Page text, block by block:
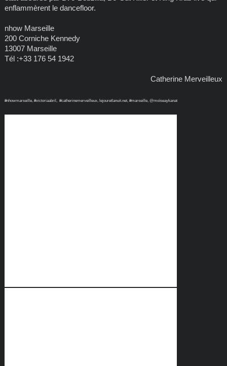
enflammèrent le dancefloor.
nhow Marseille
200 Corniche Kennedy
13007 Marseille
Tél :+33 176 54 1942
Catherine Merveilleux
#nhowmarseille, #victoriaabril, #catherinemerveilleux, lejouretlanuit.net, #marseille, @moïseaykanat